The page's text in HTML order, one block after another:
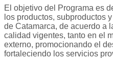
El objetivo del Programa es
los productos, subproductos
de Catamarca, de acuerdo a
calidad vigentes, tanto en el
externo, promocionando el
fortaleciendo los servicios